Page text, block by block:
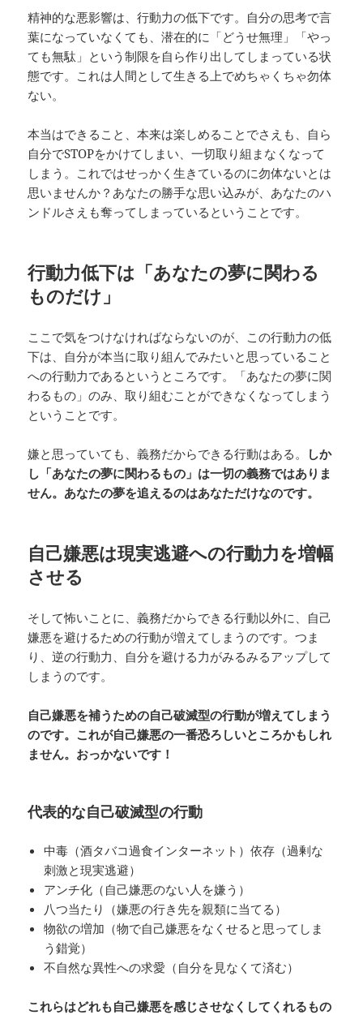
精神的な悪影響は、行動力の低下です。自分の思考で言
葉になっていなくても、潜在的に「どうせ無理」「やっ
ても無駄」という制限を自ら作り出してしまっている状
態です。これは人間として生きる上でめちゃくちゃ勿体
ない。
本当はできること、本来は楽しめることでさえも、自ら
自分でSTOPをかけてしまい、一切取り組まなくなって
しまう。これではせっかく生きているのに勿体ないとは
思いませんか？あなたの勝手な思い込みが、あなたのハ
ンドルさえも奪ってしまっているということです。
行動力低下は「あなたの夢に関わる
ものだけ」
ここで気をつけなければならないのが、この行動力の低
下は、自分が本当に取り組んでみたいと思っていること
への行動力であるというところです。「あなたの夢に関
わるもの」のみ、取り組むことができなくなってしまう
ということです。
嫌と思っていても、義務だからできる行動はある。
しか
し「あなたの夢に関わるもの」は一切の義務ではありま
せん。あなたの夢を追えるのはあなただけなのです。
自己嫌悪は現実逃避への行動力を増幅
させる
そして怖いことに、義務だからできる行動以外に、自己
嫌悪を避けるための行動が増えてしまうのです。つま
り、逆の行動力、自分を避ける力がみるみるアップして
しまうのです。
自己嫌悪を補うための自己破滅型の行動が増えてしまう
のです。これが自己嫌悪の一番恐ろしいところかもしれ
ません。おっかないです！
代表的な自己破滅型の行動
中毒（酒タバコ過食インターネット）依存（過剰な
刺激と現実逃避）
アンチ化（自己嫌悪のない人を嫌う）
八つ当たり（嫌悪の行き先を親類に当てる）
物欲の増加（物で自己嫌悪をなくせると思ってしま
う錯覚）
不自然な異性への求愛（自分を見なくて済む）
これらはどれも自己嫌悪を感じさせなくしてくれるもの